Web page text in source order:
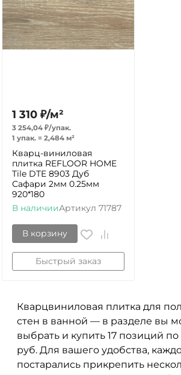
1 310 ₽/м²
3 254,04 ₽/упак.
1 упак. = 2,484 м²
Кварц-виниловая
плитка REFLOOR HOME
Tile DTE 8903 Дуб
Сафари 2мм 0.25мм
920*180
В наличииАртикул 71787
В корзину
Быстрый заказ
Кварцвиниловая плитка для
стен в ванной — в разделе вы
выбрать и купить 17 позиций по
руб. Для вашего удобства,
постарались прикрепить